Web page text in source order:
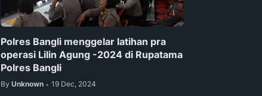
Polres Bangli menggelar latihan pra
operasi Lilin Agung -2024 di Rupatama
Polres Bangli
By Unknown • 19 Dec, 2024